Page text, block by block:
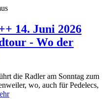
14. Juni 2026
- Wo der
die Radler am Sonntag zum
wo, auch für Pedelecs,